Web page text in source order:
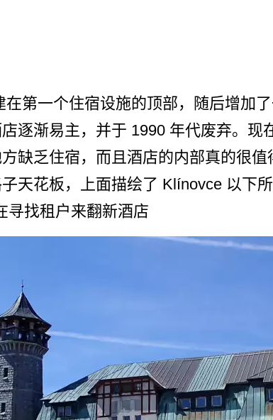
第一个住宿设施­的顶部，随后增加
逐渐易主，并于 1990 年代废弃。现
缺乏­住宿，而且酒店的内部真的很
天花板，上­面描绘了 Klínovce 以下
寻找租户来翻新酒店